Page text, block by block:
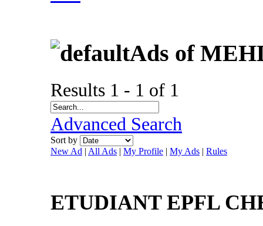
Ads of
Results 1 - 1 of 1
Advanced Search
Sort by
New Ad | All Ads | My Profile | My Ads | Rules
ETUDIANT EPFL